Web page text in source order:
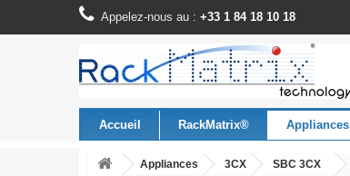
Appelez-nous au : +33 1 84 18 10 18
Accueil RackMatrix® Appliances
Appliances 3CX SBC 3CX